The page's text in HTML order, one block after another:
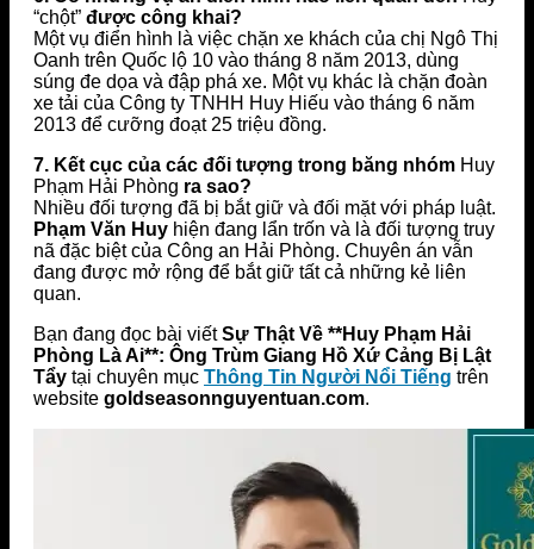
“chột” được công khai?
Một vụ điển hình là việc chặn xe khách của chị Ngô Thị
Oanh trên Quốc lộ 10 vào tháng 8 năm 2013, dùng
súng đe dọa và đập phá xe. Một vụ khác là chặn đoàn
xe tải của Công ty TNHH Huy Hiếu vào tháng 6 năm
2013 để cưỡng đoạt 25 triệu đồng.
7. Kết cục của các đối tượng trong băng nhóm Huy
Phạm Hải Phòng ra sao?
Nhiều đối tượng đã bị bắt giữ và đối mặt với pháp luật.
Phạm Văn Huy hiện đang lẩn trốn và là đối tượng truy
nã đặc biệt của Công an Hải Phòng. Chuyên án vẫn
đang được mở rộng để bắt giữ tất cả những kẻ liên
quan.
Bạn đang đọc bài viếtSự Thật Về **Huy Phạm Hải
Phòng Là Ai**: Ông Trùm Giang Hồ Xứ Cảng Bị Lật
Tẩy tại chuyên mục Thông Tin Người Nổi Tiếng trên
website goldseasonnguyentuan.com.